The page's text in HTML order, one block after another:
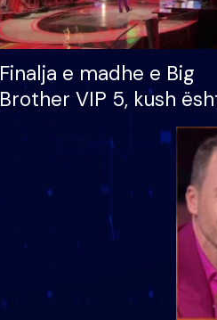
Finalja e madhe e Big
Brother VIP 5, kush
banori i parë që lë
dhe humb mundësinë
të fituar çmimin e madh